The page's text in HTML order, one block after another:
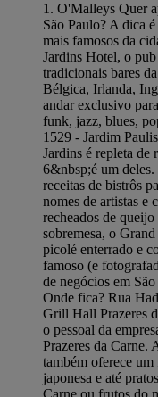
1. O'Malleys Quer
São Paulo? A dica
mais famosos da
Jardins Hotel, o
tradicionais bares
Bélgica, Irlanda,
andar exclusivo
funk, jazz, blues,
1529 - Jardim
Jardins é repleta de
6&nbsp;é um deles.
receitas de bistrôs
nomes de artistas e
recheados de
sobremesa, o
picolé enterrado e
famoso (e
de negócios em
Onde fica? Rua
Grill Hall Prazeres
o pessoal da
Prazeres da Carne.
também oferece
japonesa e até